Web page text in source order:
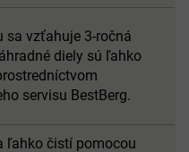
sa vzťahuje 3-ročná
diely sú ľahko
servisu BestBerg.
ľahko čistí pomocou